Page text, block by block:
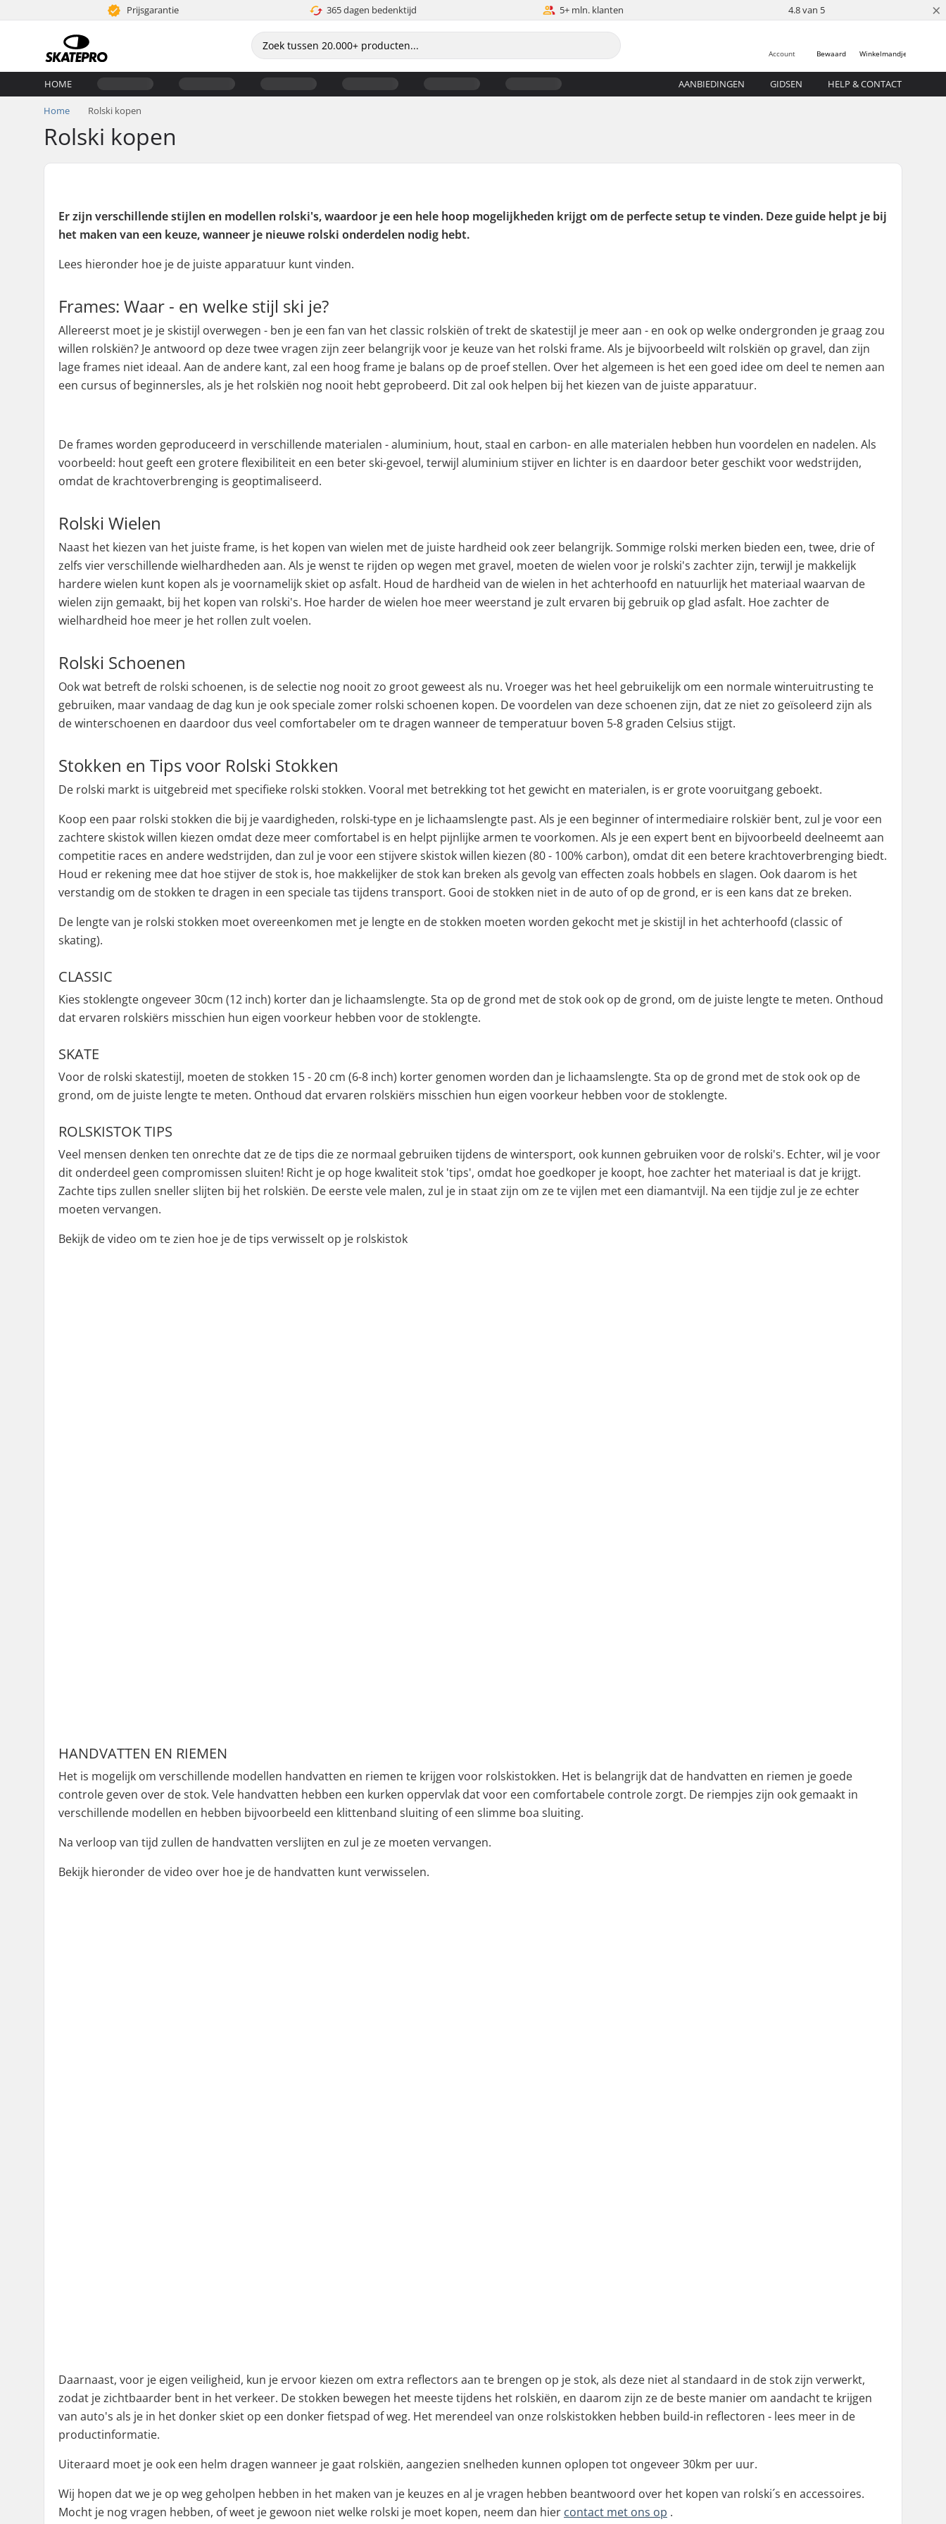
Prijsgarantie 365 dagen bedenktijd 5+ mln. klanten 4.8 van 5 ×
Winkelmandje
Bewaard
Account
HOME AANBIEDINGEN GIDSEN HELP & CONTACT
Home Rolski kopen
Rolski kopen
Er zijn verschillende stijlen en modellen rolski's, waardoor je een hele hoop mogelijkheden krijgt om de perfecte setup te vinden. Deze guide helpt je bij
het maken van een keuze, wanneer je nieuwe rolski onderdelen nodig hebt.
Lees hieronder hoe je de juiste apparatuur kunt vinden.
Frames: Waar - en welke stijl ski je?
Allereerst moet je je skistijl overwegen - ben je een fan van het classic rolskiën of trekt de skatestijl je meer aan - en ook op welke ondergronden je graag zou
willen rolskiën? Je antwoord op deze twee vragen zijn zeer belangrijk voor je keuze van het rolski frame. Als je bijvoorbeeld wilt rolskiën op gravel, dan zijn
lage frames niet ideaal. Aan de andere kant, zal een hoog frame je balans op de proef stellen. Over het algemeen is het een goed idee om deel te nemen aan
een cursus of beginnersles, als je het rolskiën nog nooit hebt geprobeerd. Dit zal ook helpen bij het kiezen van de juiste apparatuur.
De frames worden geproduceerd in verschillende materialen - aluminium, hout, staal en carbon- en alle materialen hebben hun voordelen en nadelen. Als
voorbeeld: hout geeft een grotere flexibiliteit en een beter ski-gevoel, terwijl aluminium stijver en lichter is en daardoor beter geschikt voor wedstrijden,
omdat de krachtoverbrenging is geoptimaliseerd.
Rolski Wielen
Naast het kiezen van het juiste frame, is het kopen van wielen met de juiste hardheid ook zeer belangrijk. Sommige rolski merken bieden een, twee, drie of
zelfs vier verschillende wielhardheden aan. Als je wenst te rijden op wegen met gravel, moeten de wielen voor je rolski's zachter zijn, terwijl je makkelijk
hardere wielen kunt kopen als je voornamelijk skiet op asfalt. Houd de hardheid van de wielen in het achterhoofd en natuurlijk het materiaal waarvan de
wielen zijn gemaakt, bij het kopen van rolski's. Hoe harder de wielen hoe meer weerstand je zult ervaren bij gebruik op glad asfalt. Hoe zachter de
wielhardheid hoe meer je het rollen zult voelen.
Rolski Schoenen
Ook wat betreft de rolski schoenen, is de selectie nog nooit zo groot geweest als nu. Vroeger was het heel gebruikelijk om een normale winteruitrusting te
gebruiken, maar vandaag de dag kun je ook speciale zomer rolski schoenen kopen. De voordelen van deze schoenen zijn, dat ze niet zo geïsoleerd zijn als
de winterschoenen en daardoor dus veel comfortabeler om te dragen wanneer de temperatuur boven 5-8 graden Celsius stijgt.
Stokken en Tips voor Rolski Stokken
De rolski markt is uitgebreid met specifieke rolski stokken. Vooral met betrekking tot het gewicht en materialen, is er grote vooruitgang geboekt.
Koop een paar rolski stokken die bij je vaardigheden, rolski-type en je lichaamslengte past. Als je een beginner of intermediaire rolskiër bent, zul je voor een
zachtere skistok willen kiezen omdat deze meer comfortabel is en helpt pijnlijke armen te voorkomen. Als je een expert bent en bijvoorbeeld deelneemt aan
competitie races en andere wedstrijden, dan zul je voor een stijvere skistok willen kiezen (80 - 100% carbon), omdat dit een betere krachtoverbrenging biedt.
Houd er rekening mee dat hoe stijver de stok is, hoe makkelijker de stok kan breken als gevolg van effecten zoals hobbels en slagen. Ook daarom is het
verstandig om de stokken te dragen in een speciale tas tijdens transport. Gooi de stokken niet in de auto of op de grond, er is een kans dat ze breken.
De lengte van je rolski stokken moet overeenkomen met je lengte en de stokken moeten worden gekocht met je skistijl in het achterhoofd (classic of
skating).
CLASSIC
Kies stoklengte ongeveer 30cm (12 inch) korter dan je lichaamslengte. Sta op de grond met de stok ook op de grond, om de juiste lengte te meten. Onthoud
dat ervaren rolskiërs misschien hun eigen voorkeur hebben voor de stoklengte.
SKATE
Voor de rolski skatestijl, moeten de stokken 15 - 20 cm (6-8 inch) korter genomen worden dan je lichaamslengte. Sta op de grond met de stok ook op de
grond, om de juiste lengte te meten. Onthoud dat ervaren rolskiërs misschien hun eigen voorkeur hebben voor de stoklengte.
ROLSKISTOK TIPS
Veel mensen denken ten onrechte dat ze de tips die ze normaal gebruiken tijdens de wintersport, ook kunnen gebruiken voor de rolski's. Echter, wil je voor
dit onderdeel geen compromissen sluiten! Richt je op hoge kwaliteit stok 'tips', omdat hoe goedkoper je koopt, hoe zachter het materiaal is dat je krijgt.
Zachte tips zullen sneller slijten bij het rolskiën. De eerste vele malen, zul je in staat zijn om ze te vijlen met een diamantvijl. Na een tijdje zul je ze echter
moeten vervangen.
Bekijk de video om te zien hoe je de tips verwisselt op je rolskistok
HANDVATTEN EN RIEMEN
Het is mogelijk om verschillende modellen handvatten en riemen te krijgen voor rolskistokken. Het is belangrijk dat de handvatten en riemen je goede
controle geven over de stok. Vele handvatten hebben een kurken oppervlak dat voor een comfortabele controle zorgt. De riempjes zijn ook gemaakt in
verschillende modellen en hebben bijvoorbeeld een klittenband sluiting of een slimme boa sluiting.
Na verloop van tijd zullen de handvatten verslijten en zul je ze moeten vervangen.
Bekijk hieronder de video over hoe je de handvatten kunt verwisselen.
Daarnaast, voor je eigen veiligheid, kun je ervoor kiezen om extra reflectors aan te brengen op je stok, als deze niet al standaard in de stok zijn verwerkt,
zodat je zichtbaarder bent in het verkeer. De stokken bewegen het meeste tijdens het rolskiën, en daarom zijn ze de beste manier om aandacht te krijgen
van auto's als je in het donker skiet op een donker fietspad of weg. Het merendeel van onze rolskistokken hebben build-in reflectoren - lees meer in de
productinformatie.
Uiteraard moet je ook een helm dragen wanneer je gaat rolskiën, aangezien snelheden kunnen oplopen tot ongeveer 30km per uur.
Wij hopen dat we je op weg geholpen hebben in het maken van je keuzes en al je vragen hebben beantwoord over het kopen van rolski´s en accessoires.
Mocht je nog vragen hebben, of weet je gewoon niet welke rolski je moet kopen, neem dan hier contact met ons op .